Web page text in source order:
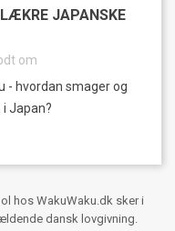
JAPANSKE
om
- hvordan smager og
Japan?
hos WakuWaku.dk sker i
dansk lovgivning.